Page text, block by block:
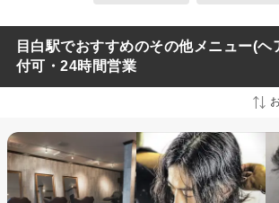
目白駅でおすすめのその他メニュー(ヘ
付可・24時間営業